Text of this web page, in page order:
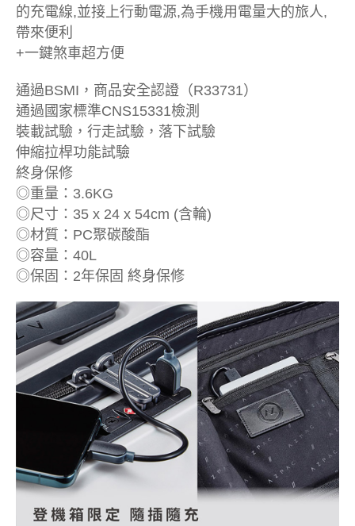
的充電線,並接上行動電源,為手機用電量大的旅人,
帶來便利
+一鍵煞車超方便
通過BSMI，商品安全認證（R33731）
通過國家標準CNS15331檢測
裝載試驗，行走試驗，落下試驗
伸縮拉桿功能試驗
終身保修
◎重量：3.6KG
◎尺寸：35 x 24 x 54cm (含輪)
◎材質：PC聚碳酸酯
◎容量：40L
◎保固：2年保固 終身保修